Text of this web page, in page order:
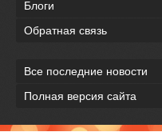
Блоги
Обратная связь
Все последние новости
Полная версия сайта